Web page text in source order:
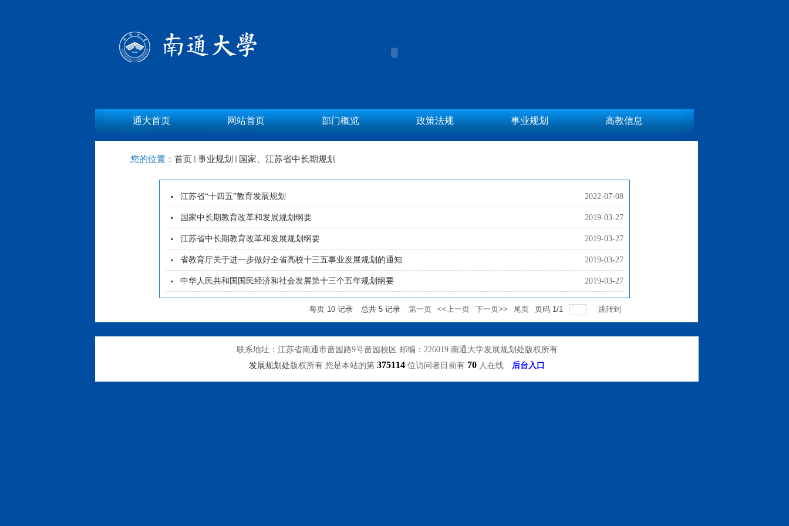
通大首页 网站首页 部门概览 政策法规 事业规划 高教信息
您的位置： 首页 事业规划 国家、江苏省中长期规划
江苏省“十四五”教育发展规划 2022-07-08
国家中长期教育改革和发展规划纲要 2019-03-27
江苏省中长期教育改革和发展规划纲要 2019-03-27
省教育厅关于进一步做好全省高校十三五事业发展规划的通知 2019-03-27
中华人民共和国国民经济和社会发展第十三个五年规划纲要 2019-03-27
每页 10 记录 总共 5 记录 第一页 <<上一页 下一页>> 尾页 页码 1/1 跳转到
联系地址：江苏省南通市啬园路9号啬园校区 邮编：226019 南通大学发展规划处版权所有
发展规划处版权所有 您是本站的第 375114 位访问者目前有 70 人在线 后台入口